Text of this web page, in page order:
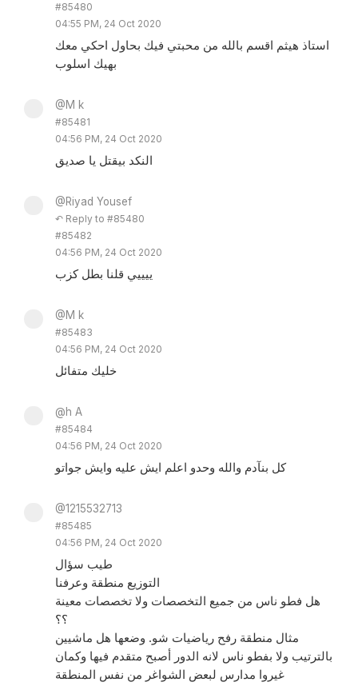
#85480
04:55 PM, 24 Oct 2020
استاذ هيثم اقسم بالله من محبتي فيك بحاول احكي معك
بهيك اسلوب
@M k
#85481
04:56 PM, 24 Oct 2020
النكد بيقتل يا صديق
@Riyad Yousef
↶ Reply to #85480
#85482
04:56 PM, 24 Oct 2020
ييييي قلنا بطل كزب
@M k
#85483
04:56 PM, 24 Oct 2020
خليك متفائل
@h A
#85484
04:56 PM, 24 Oct 2020
كل بنآدم والله وحدو اعلم ايش عليه وايش جواتو
@1215532713
#85485
04:56 PM, 24 Oct 2020
طيب سؤال
التوزيع منطقة وعرفنا
هل فطو ناس من جميع التخصصات ولا تخصصات معينة
؟؟
مثال منطقة رفح رياضيات شو. وضعها هل ماشيين
بالترتيب ولا بفطو ناس لانه الدور أصبح متقدم فيها وكمان
غيروا مدارس لبعض الشواغر من نفس المنطقة